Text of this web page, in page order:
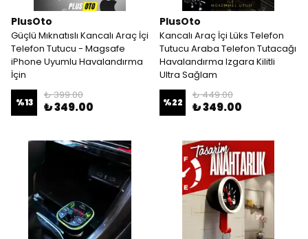
PlusOto
Güçlü Mıknatıslı Kancalı Araç İçi
Telefon Tutucu - Magsafe
iPhone Uyumlu Havalandırma
İçin
%13
₺ 399.00
₺ 349.00
PlusOto
Kancalı Araç İçi Lüks Telefon
Tutucu Araba Telefon Tutacağı
Havalandırma Izgara Kilitli
Ultra Sağlam
%22
₺ 449.00
₺ 349.00